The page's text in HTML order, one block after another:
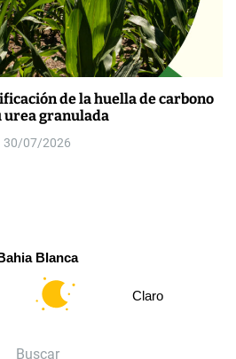
de la huella de carbono
urea granulada
30/07/2026
Blanca
Claro
Buscar